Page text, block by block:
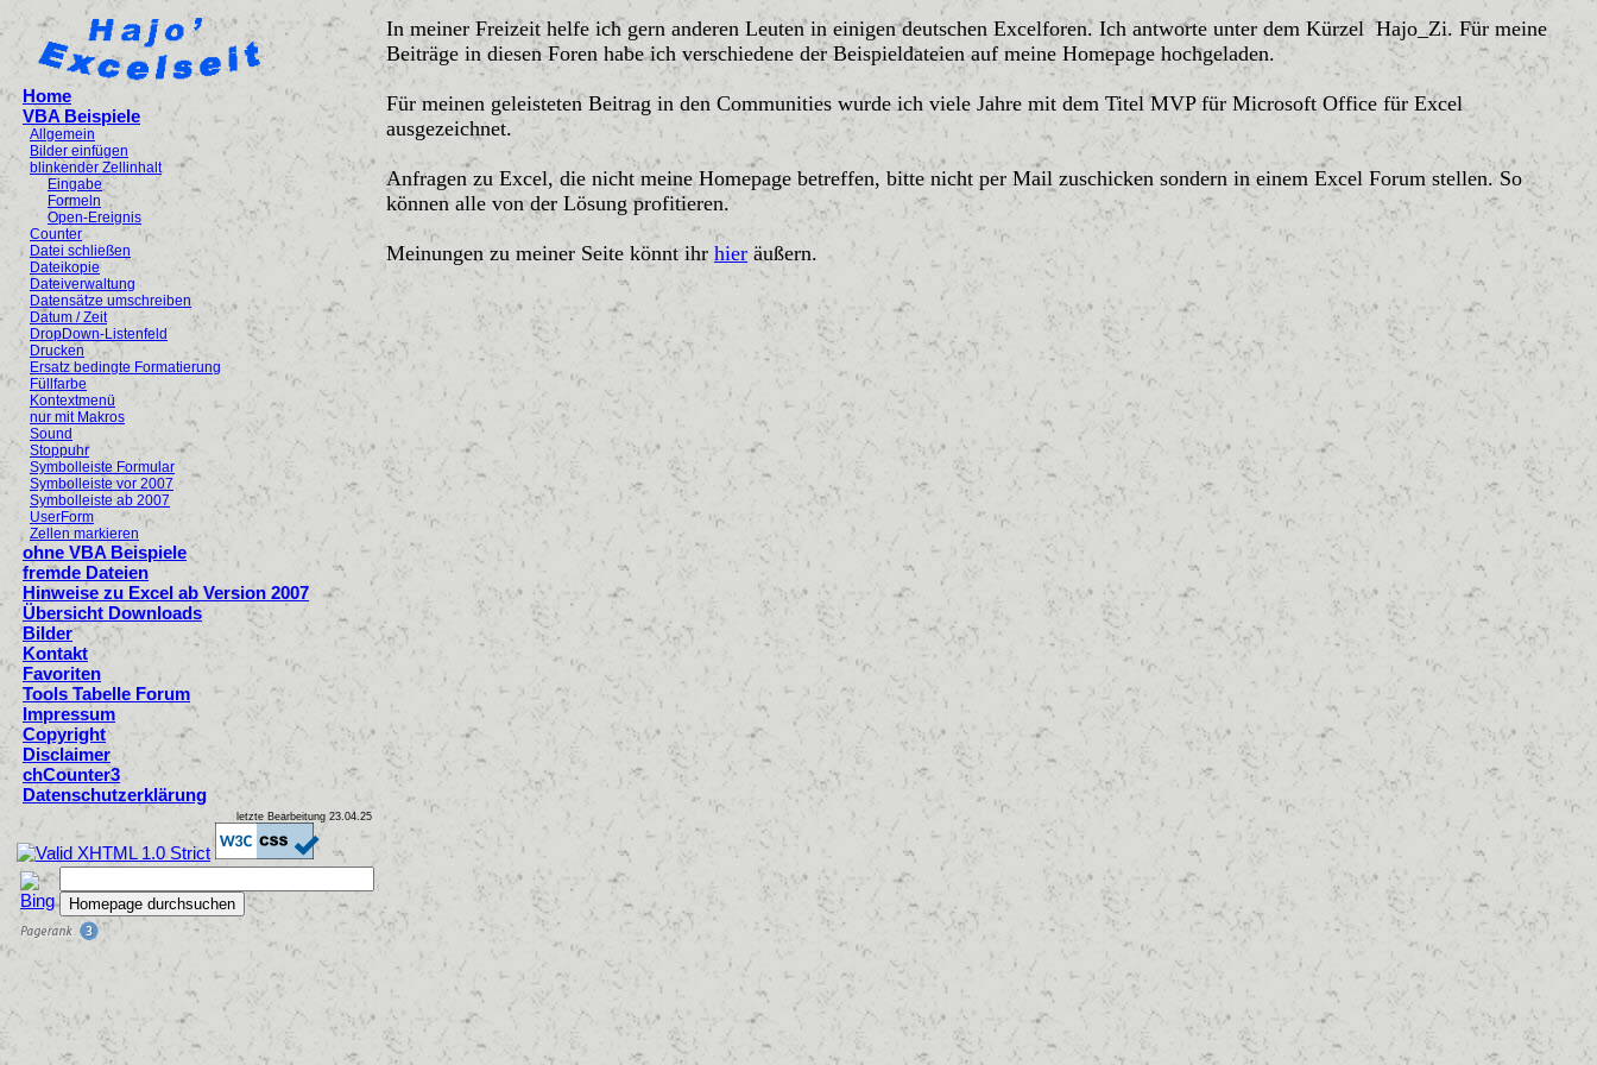
Home
VBA Beispiele
Allgemein
Bilder einfügen
blinkender Zellinhalt
Eingabe
Formeln
Open-Ereignis
Counter
Datei schließen
Dateikopie
Dateiverwaltung
Datensätze umschreiben
Datum / Zeit
DropDown-Listenfeld
Drucken
Ersatz bedingte Formatierung
Füllfarbe
Kontextmenü
nur mit Makros
Sound
Stoppuhr
Symbolleiste Formular
Symbolleiste vor 2007
Symbolleiste ab 2007
UserForm
Zellen markieren
ohne VBA Beispiele
fremde Dateien
Hinweise zu Excel ab Version 2007
Übersicht Downloads
Bilder
Kontakt
Favoriten
Tools Tabelle Forum
Impressum
Copyright
Disclaimer
chCounter3
Datenschutzerklärung
letzte Bearbeitung 23.04.25
In meiner Freizeit helfe ich gern anderen Leuten in einigen deutschen Excelforen. Ich antworte unter dem Kürzel Hajo_Zi. Für meine
Beiträge in diesen Foren habe ich verschiedene der Beispieldateien auf meine Homepage hochgeladen.
Für meinen geleisteten Beitrag in den Communities wurde ich viele Jahre mit dem Titel MVP für Microsoft Office für Excel
ausgezeichnet.
Anfragen zu Excel, die nicht meine Homepage betreffen, bitte nicht per Mail zuschicken sondern in einem Excel Forum stellen. So
können alle von der Lösung profitieren.
Meinungen zu meiner Seite könnt ihr hier äußern.